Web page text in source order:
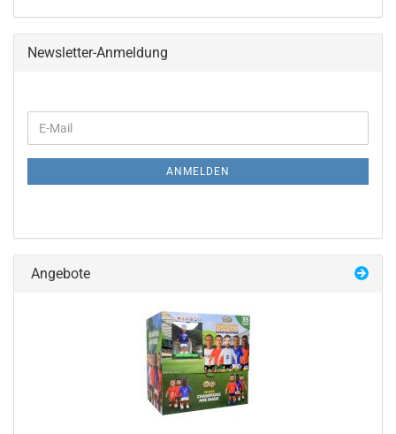
Newsletter-Anmeldung
ZUR
E-
Mail
ANMELDEN
Angebote